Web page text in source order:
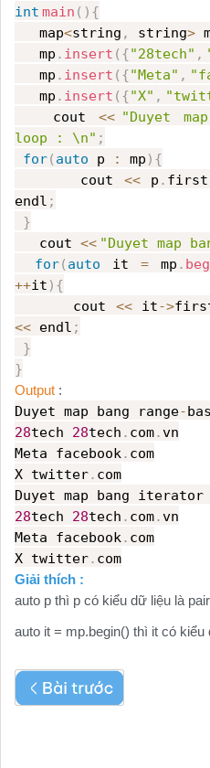
int main (){
map<string , string>
mp . insert ({"28tech" ,
mp . insert ({"Meta" ,
mp . insert ({"X" ,
cout << "Duyet
loop : \n" ;
for( auto p : mp ){
cout <<p .
endl ;
}
cout << "Duyet map
for( auto it= mp .
++it ){
cout <<it->
<< endl ;
}
}
Output :
Duyet map bang range-
28tech 28tech . com.vn
Meta facebook. com
X twitter. com
Duyet map bang iterator
28tech 28tech . com.vn
Meta facebook. com
X twitter. com
Giải thích :
auto p thì p có kiểu dữ liệu là pair
auto it = mp.begin() thì it có